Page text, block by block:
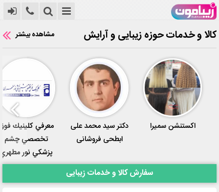
کالا و خدمات حوزه زیبایی و آرایش مشاهده بیشتر
اکستنشن سمیرا
دکتر سید محمد علی
ابطحی فروشانی
معرفي كلينيك
تخصصي چشم
پزشكي نور
سفارش کالا و خدمات زیبایی